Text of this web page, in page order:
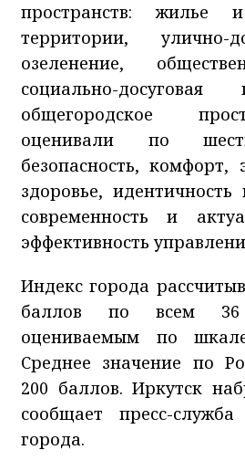
пространств: жилье
территории, улично-
озеленение,
социально-досуговая
общегородское
оценивали по
безопасность, комфорт,
здоровье, идентичность
современность и
эффективность
Индекс города
баллов по всем 36
оцениваемым по
Среднее значение по
200 баллов. Иркутск
сообщает пресс-
города.